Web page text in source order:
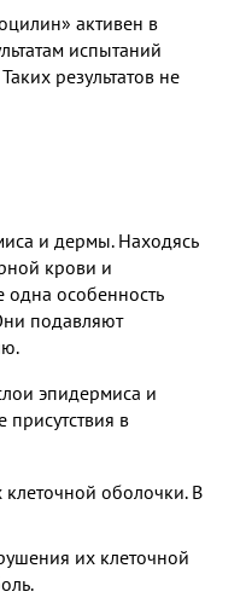
активен в
испытаний
результатов не
и дермы. Находясь
крови и
особенность
подавляют
эпидермиса и
в
оболочки. В
их клеточной